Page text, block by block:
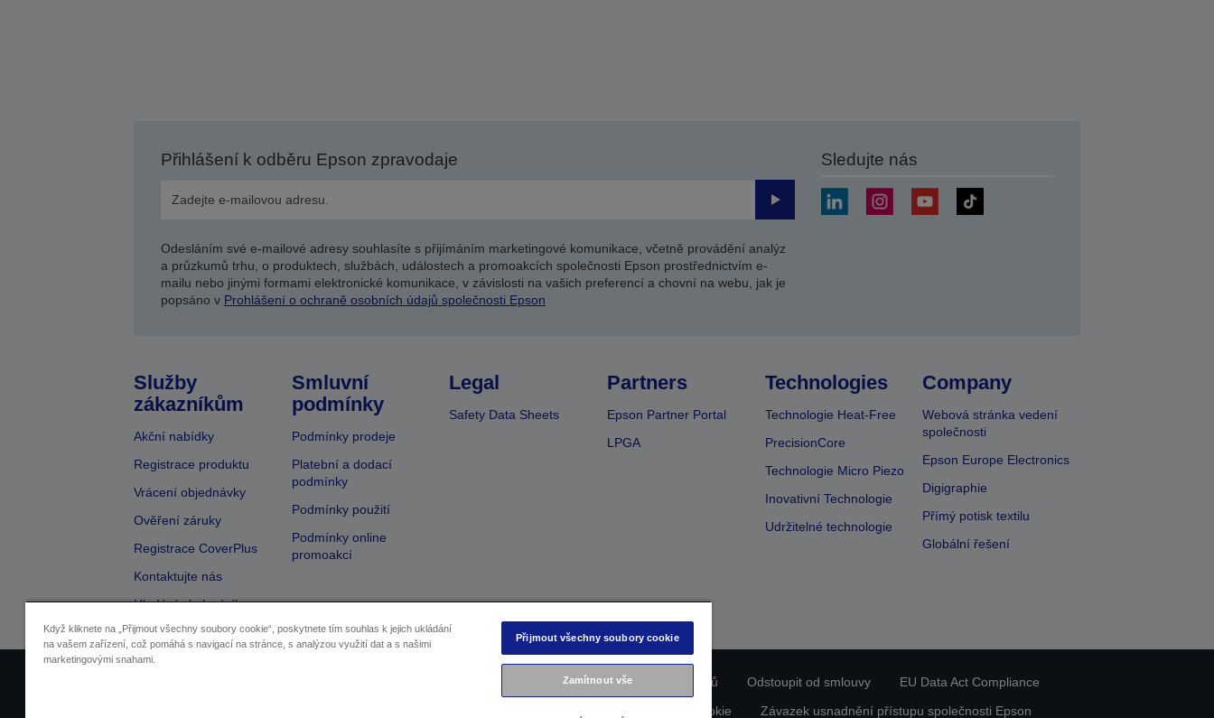
Přihlášení k odběru Epson zpravodaje
Odeslat
Odesláním své e-mailové adresy souhlasíte s přijímáním marketingové komunikace, včetně provádění analýz
a průzkumů trhu, o produktech, službách, událostech a promoakcích společnosti Epson prostřednictvím e-
mailu nebo jinými formami elektronické komunikace, v závislosti na vašich preferencí a chovní na webu, jak je
popsáno v Prohlášení o ochraně osobních údajů společnosti Epson
Sledujte nás
Služby
zákazníkům
Akční nabídky
Registrace produktu
Vrácení objednávky
Ověření záruky
Registrace CoverPlus
Kontaktujte nás
Hledání obchodníka
Smluvní
podmínky
Podmínky prodeje
Platební a dodací
podmínky
Podmínky použití
Podmínky online
promoakcí
Legal
Safety Data Sheets
Partners
Epson Partner Portal
LPGA
Technologies
Technologie Heat-Free
PrecisionCore
Technologie Micro Piezo
Inovativní Technologie
Udržitelné technologie
Company
Webová stránka vedení
společnosti
Epson Europe Electronics
Digigraphie
Přímý potisk textilu
Globální řešení
Prohlášení o ochraně osobních údajů Odstoupit od smlouvy
EU Data Act Compliance
Informace o souborech cookie Závazek usnadnění přístupu společnosti Epson
Když kliknete na „Přijmout všechny soubory cookie“, poskytnete tím souhlas k jejich ukládání
na vašem zařízení, což pomáhá s navigací na stránce, s analýzou využití dat a s našimi
marketingovými snahami.
Přijmout všechny soubory cookie
Zamítnout vše